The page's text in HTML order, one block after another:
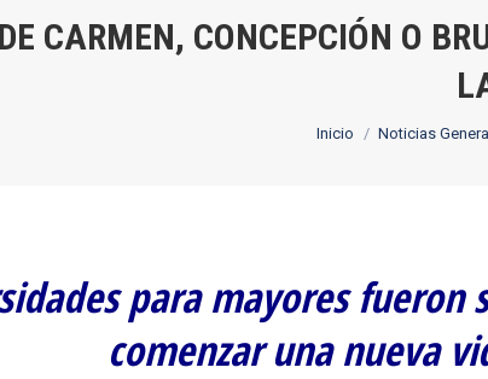
CARMEN, CONCEPCIÓN O
Estás aquí:
Inicio Noticias General
para mayores fueron
comenzar una nueva